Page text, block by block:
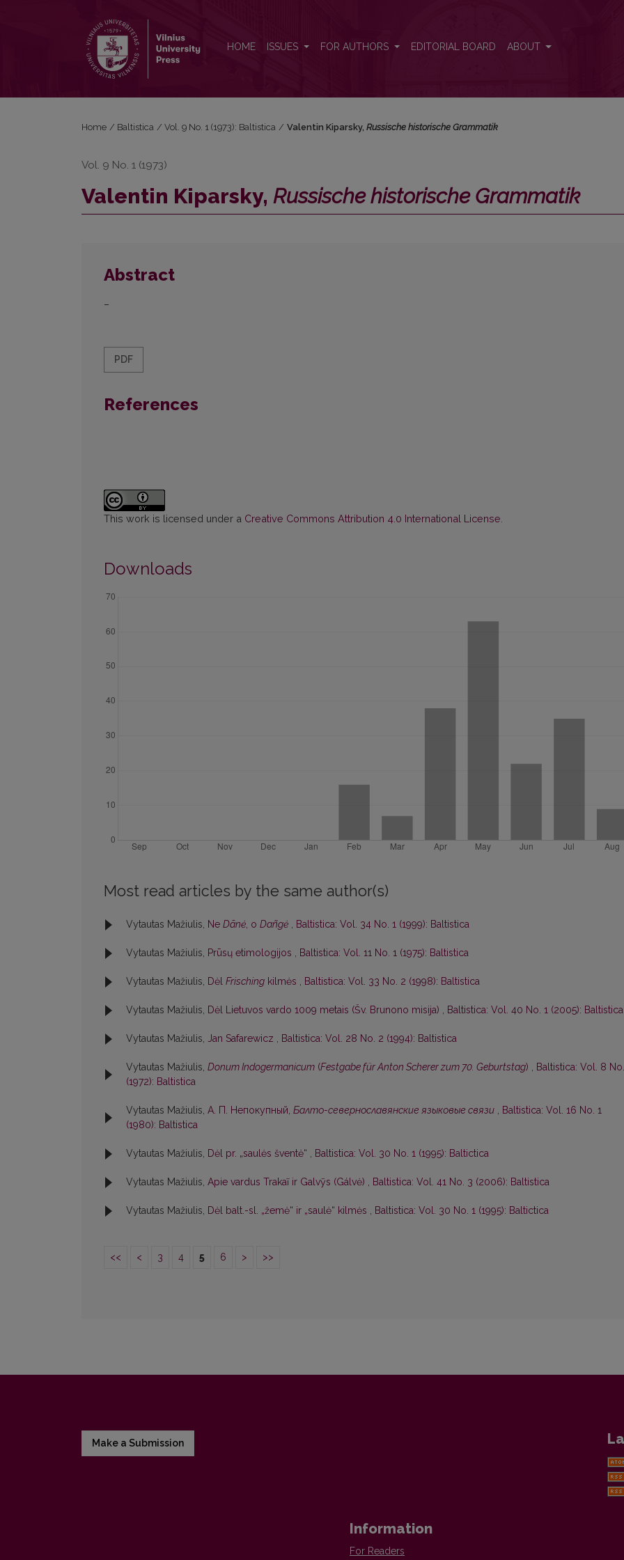
HOME ISSUES FOR AUTHORS EDITORIAL BOARD ABOUT
Home / Baltistica / Vol. 9 No. 1 (1973): Baltistica / Valentin Kiparsky, Russische historische Grammatik
Vol. 9 No. 1 (1973)
Valentin Kiparsky, Russische historische Grammatik
Abstract
–
PDF
References
This work is licensed under a Creative Commons Attribution 4.0 International License
Downloads
Most read articles by the same author(s)
Vytautas Mažiulis, Ne Dãnė, o Dañgė , Baltistica: Vol. 34 No. 1 (1999): Baltistica
Vytautas Mažiulis, Prūsų etimologijos , Baltistica: Vol. 11 No. 1 (1975): Baltistica
Vytautas Mažiulis, Dėl Frisching kilmės , Baltistica: Vol. 33 No. 2 (1998): Baltistica
Vytautas Mažiulis, Dėl Lietuvos vardo 1009 metais (Šv. Brunono misija) , Baltistica: Vol. 40 No. 1 (2005): Baltistica
Vytautas Mažiulis, Jan Safarewicz , Baltistica: Vol. 28 No. 2 (1994): Baltistica
Vytautas Mažiulis, Donum Indogermanicum (Festgabe für Anton Scherer zum 70. Geburtstag) , Baltistica: Vol. 8
(1972): Baltistica
Vytautas Mažiulis, А. П. Непокупный, Балто-севернославянские языковые связи , Baltistica: Vol. 16 No. 1
(1980): Baltistica
Vytautas Mažiulis, Dėl pr. „saulės šventė“ , Baltistica: Vol. 30 No. 1 (1995): Baltictica
Vytautas Mažiulis, Apie vardus Trakaĩ ir Galvỹs (Gálvė) , Baltistica: Vol. 41 No. 3 (2006): Baltistica
Vytautas Mažiulis, Dėl balt.-sl. „žemė“ ir „saulė“ kilmės , Baltistica: Vol. 30 No. 1 (1995): Baltictica
<< < 3 4 5 6 > >>
Make a Submission
Information
For Readers